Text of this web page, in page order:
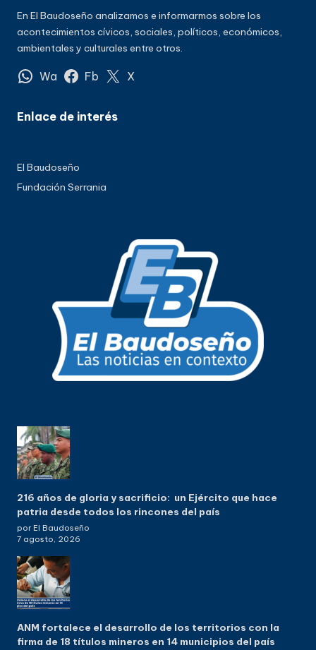
En El Baudoseño analizamos e informarmos sobre los
acontecimientos cívicos, sociales, políticos, económicos,
ambientales y culturales entre otros.
Wa Fb X
Enlace de interés
El Baudoseño
Fundación Serrania
216 años de gloria y sacrificio: un Ejército que hace
patria desde todos los rincones del país
por El Baudoseño
7 agosto, 2026
ANM fortalece el desarrollo de los territorios con la
firma de 18 títulos mineros en 14 municipios del país